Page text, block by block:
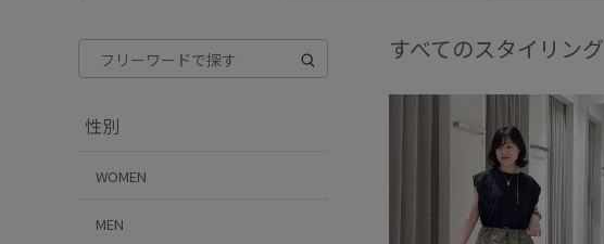
性別
WOMEN
MEN
すべてのスタイリング